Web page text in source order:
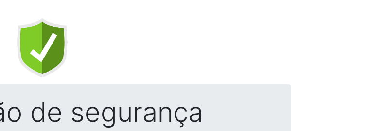
de segurança